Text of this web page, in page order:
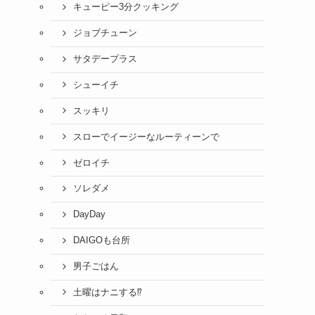
キューピー3分クッキング
ジョブチューン
サタデープラス
シューイチ
スッキリ
スローでイージーなルーティーンで
ゼロイチ
ソレダメ
DayDay
DAIGOも台所
男子ごはん
土曜はナニする⁉